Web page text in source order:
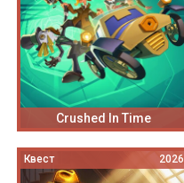
Crushed In Time
Квест 2026